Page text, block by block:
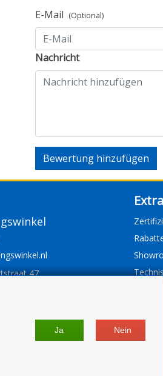
E-Mail (Optional)
Nachricht
Bewertung hinzufügen
47
Extra
Ja Nein